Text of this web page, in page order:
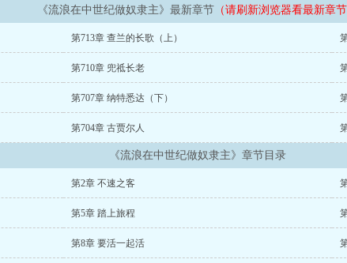
《流浪在中世纪做奴隶主》最新章节 （请刷新浏览器看最新章节
第713章 查兰的长歌（上）
第710章 兜祗长老
第707章 纳特悉达（下）
第704章 古贾尔人
《流浪在中世纪做奴隶主》章节目录
第2章 不速之客
第5章 踏上旅程
第8章 要活一起活